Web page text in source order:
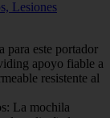
Lesiones
para este portador
apoyo fiable a
resistente al
La mochila